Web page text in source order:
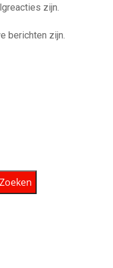
zijn.
berichten zijn.
Zoeken